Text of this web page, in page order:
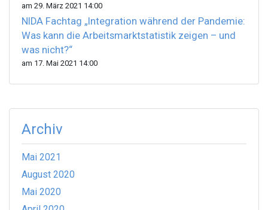
am 29. März 2021 14:00
NIDA Fachtag „Integration während der Pandemie:
Was kann die Arbeitsmarktstatistik zeigen – und
was nicht?“
am 17. Mai 2021 14:00
Archiv
Mai 2021
August 2020
Mai 2020